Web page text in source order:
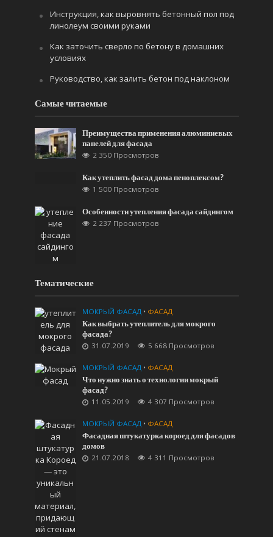
Инструкция, как выровнять бетонный пол под
линолеум своими руками
Как заточить сверло по бетону в домашних
условиях
Руководство, как залить бетон под наклоном
Самые читаемые
Преимущества применения алюминиевых
панелей для фасада
2 350 Просмотров
Как утеплить фасад дома пеноплексом?
1 500 Просмотров
Особенности утепления фасада сайдингом
2 237 Просмотров
Тематические
МОКРЫЙ ФАСАД • ФАСАД
Как выбрать утеплитель для мокрого
фасада?
31.07.2019
5 668 Просмотров
МОКРЫЙ ФАСАД • ФАСАД
Что нужно знать о технологии мокрый
фасад?
11.05.2019
4 307 Просмотров
МОКРЫЙ ФАСАД • ФАСАД
Фасадная штукатурка короед для фасадов
домов
21.07.2018
4 311 Просмотров